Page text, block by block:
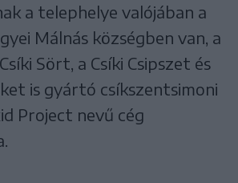
a telephelye valójában a
Málnás községben van, a
Sört, a Csíki Csipszet és
is gyártó csíkszentsimoni
Project nevű cég